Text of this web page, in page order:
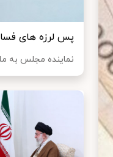
پس لرزه های فساد ۴ میلیارد دلاری در
نماینده مجلس به